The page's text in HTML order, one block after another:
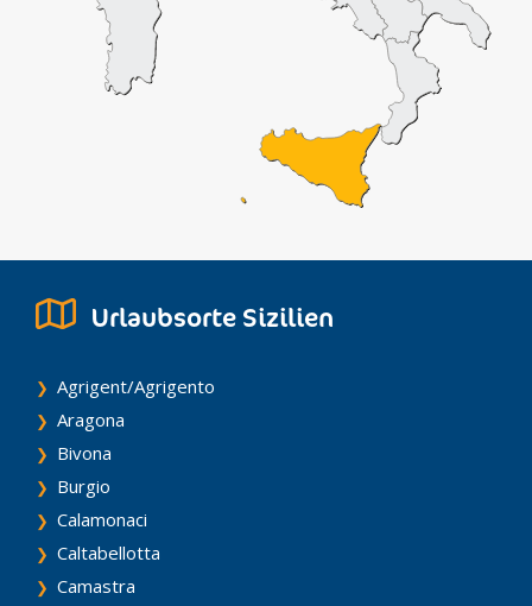
Urlaubsorte Sizilien
Agrigent/Agrigento
Aragona
Bivona
Burgio
Calamonaci
Caltabellotta
Camastra